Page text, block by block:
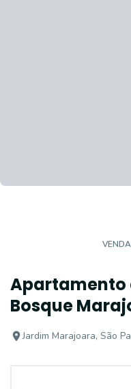
VENDA
Bosque
Jardim Marajoara, São